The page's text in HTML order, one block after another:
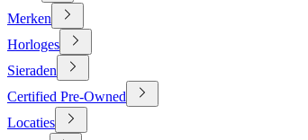
Merken
Horloges
Sieraden
Certified Pre-Owned
Locaties